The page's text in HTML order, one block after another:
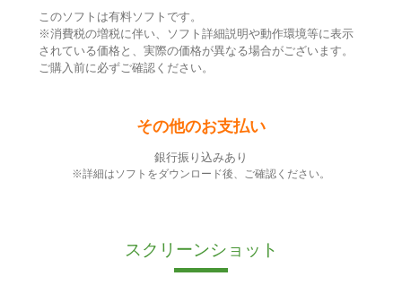
このソフトは有料ソフトです。
※消費税の増税に伴い、ソフト詳細説明や動作環境等に表示
されている価格と、実際の価格が異なる場合がございます。
ご購入前に必ずご確認ください。
その他のお支払い
銀行振り込みあり
※詳細はソフトをダウンロード後、ご確認ください。
スクリーンショット